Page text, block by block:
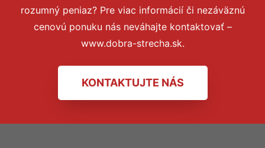
rozumný peniaz? Pre viac informácií či nezáväznú
cenovú ponuku nás neváhajte kontaktovať –
www.dobra-strecha.sk.
KONTAKTUJTE NÁS